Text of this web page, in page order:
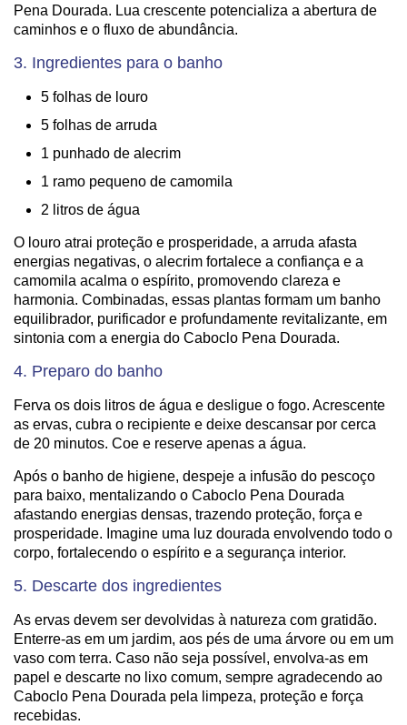
Pena Dourada. Lua crescente potencializa a abertura de
caminhos e o fluxo de abundância.
3. Ingredientes para o banho
5 folhas de louro
5 folhas de arruda
1 punhado de alecrim
1 ramo pequeno de camomila
2 litros de água
O louro atrai proteção e prosperidade, a arruda afasta
energias negativas, o alecrim fortalece a confiança e a
camomila acalma o espírito, promovendo clareza e
harmonia. Combinadas, essas plantas formam um banho
equilibrador, purificador e profundamente revitalizante, em
sintonia com a energia do Caboclo Pena Dourada.
4. Preparo do banho
Ferva os dois litros de água e desligue o fogo. Acrescente
as ervas, cubra o recipiente e deixe descansar por cerca
de 20 minutos. Coe e reserve apenas a água.
Após o banho de higiene, despeje a infusão do pescoço
para baixo, mentalizando o Caboclo Pena Dourada
afastando energias densas, trazendo proteção, força e
prosperidade. Imagine uma luz dourada envolvendo todo o
corpo, fortalecendo o espírito e a segurança interior.
5. Descarte dos ingredientes
As ervas devem ser devolvidas à natureza com gratidão.
Enterre-as em um jardim, aos pés de uma árvore ou em um
vaso com terra. Caso não seja possível, envolva-as em
papel e descarte no lixo comum, sempre agradecendo ao
Caboclo Pena Dourada pela limpeza, proteção e força
recebidas.